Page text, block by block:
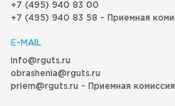
+7 (495) 940 83 00
+7 (495) 940 83 58 - Приемная
E-MAIL
info@rguts.ru
obrashenia@rguts.ru
priem@rguts.ru - Приемная комиссия